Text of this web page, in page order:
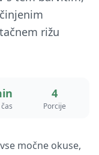
rižu
4
Porcije
močne okuse,